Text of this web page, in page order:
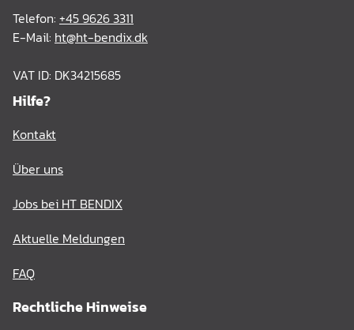
Telefon: +45 9626 3311
E-Mail: ht@ht-bendix.dk
VAT ID: DK34215685
Hilfe?
Kontakt
Über uns
Jobs bei HT BENDIX
Aktuelle Meldungen
FAQ
Rechtliche Hinweise